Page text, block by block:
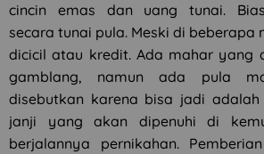
cincin emas dan uang tunai.
secara tunai pula. Meski di beberapa
dicicil atau kredit. Ada mahar yang
gamblang, namun ada pula
disebutkan karena bisa jadi
janji yang akan dipenuhi di
berjalannya pernikahan.